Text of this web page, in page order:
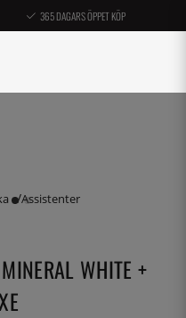
365 DAGARS ÖPPET KÖP
Assistenter
WHITE +